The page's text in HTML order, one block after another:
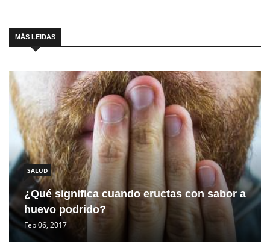
MÁS LEIDAS
SALUD
¿Qué significa cuando eructas con sabor a
huevo podrido?
Feb 06, 2017